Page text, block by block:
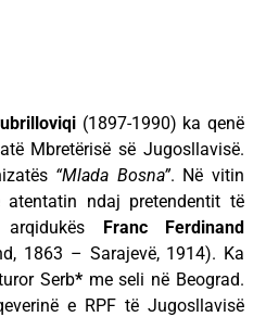
(1897-1990) ka qenë
Mbretërisë së Jugosllavisë.
“Mlada Bosna”. Në vitin
ndaj pretendentit të
arqidukës Franc Ferdinand
1863 – Sarajevë, 1914). Ka
Serb*me seli në Beograd.
e RPF të Jugosllavisë